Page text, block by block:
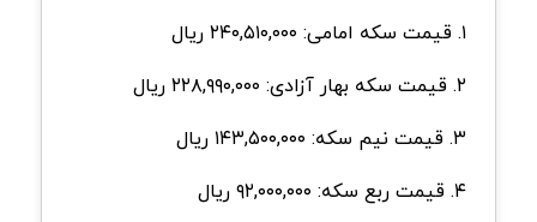
۱. قیمت سکه امامی: ۲۴۰,۵۱۰,۰۰۰ ریال
۲. قیمت سکه بهار آزادی: ۲۲۸,۹۹۰,۰۰۰ ریال
۳. قیمت نیم سکه: ۱۴۳,۵۰۰,۰۰۰ ریال
۴. قیمت ربع سکه: ۹۲,۰۰۰,۰۰۰ ریال